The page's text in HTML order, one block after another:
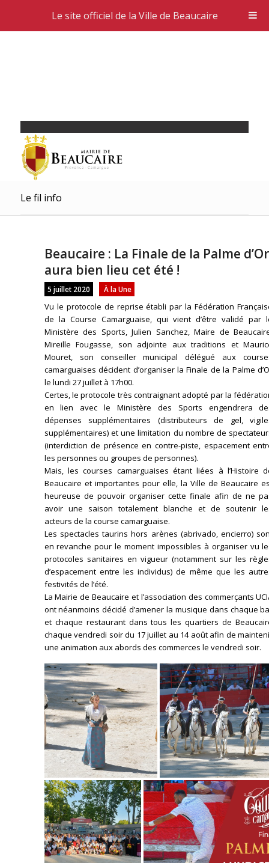
Le fil info
Beaucaire : La Finale de la Palme d’Or
aura bien lieu cet été !
5 juillet 2020 À la Une
Vu le protocole de reprise établi par la Fédération
de la Course Camarguaise, qui vient d’être validé par
Ministère des Sports, Julien Sanchez, Maire de
Mireille Fougasse, son adjointe aux traditions et
Mouret, son conseiller municipal délégué aux
camarguaises décident d’organiser la Finale de la Palme
le lundi 27 juillet à 17h00.
Certes, le protocole très contraignant adopté par la
en lien avec le Ministère des Sports engendrera
dépenses supplémentaires (distributeurs de gel,
supplémentaires) et une limitation du nombre de
(interdiction de présence en contre-piste, espacement
les personnes ou groupes de personnes).
Mais, les courses camarguaises étant liées à l’Histoire
Beaucaire et importantes pour elle, la Ville de Beaucaire
heureuse de pouvoir organiser cette finale afin de ne
avoir une saison totalement blanche et de soutenir
acteurs de la course camarguaise.
Les spectacles taurins hors arènes (abrivado, encierro)
en revanche pour le moment impossibles à organiser vu
protocoles sanitaires en vigueur (notamment sur les
d’espacement entre les individus) de même que les
festivités de l’été.
La Mairie de Beaucaire et l’association des commerçants
ont néanmoins décidé d’amener la musique dans chaque
et chaque restaurant dans tous les quartiers de
chaque vendredi soir du 17 juillet au 14 août afin de
une animation aux abords des commerces le vendredi soir.
Le site officiel de la Ville de Beaucaire